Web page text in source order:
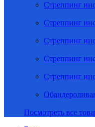
Стреппинг
Стреппинг
Стреппинг
Стреппинг
Стреппинг
Посмотреть все